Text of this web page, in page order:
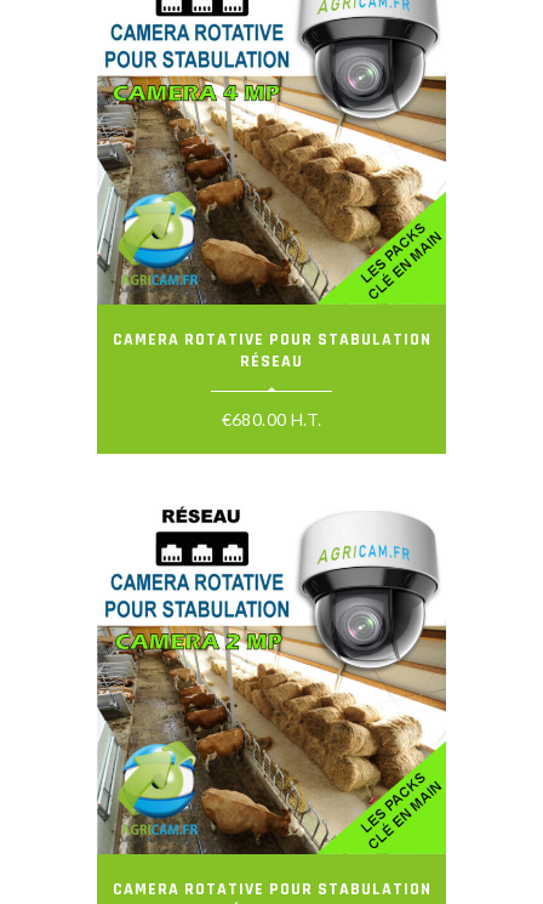
CAMERA ROTATIVE POUR STABULATION
RÉSEAU
€680.00 H.T.
CAMERA ROTATIVE POUR STABULATION